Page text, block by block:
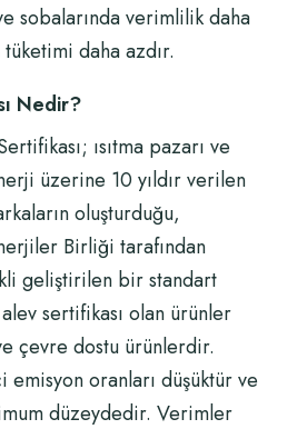
sobalarında verimlilik daha
daha azdır.
Nedir?
ısıtma pazarı ve
üzerine 10 yıldır verilen
oluşturduğu,
Birliği tarafından
geliştirilen bir standart
sertifikası olan ürünler
çevre dostu ürünlerdir.
oranları düşüktür ve
düzeydedir. Verimler